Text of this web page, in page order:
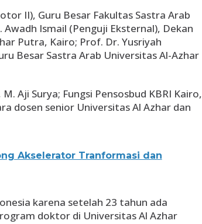
II), Guru Besar Fakultas Sastra Arab
Ismail (Penguji Eksternal), Dekan
Putra, Kairo; Prof. Dr. Yusriyah
Besar Sastra Arab Universitas Al-Azhar
Aji Surya; Fungsi Pensosbud KBRI Kairo,
dosen senior Universitas Al Azhar dan
Akselerator Tranformasi dan
karena setelah 23 tahun ada
doktor di Universitas Al Azhar